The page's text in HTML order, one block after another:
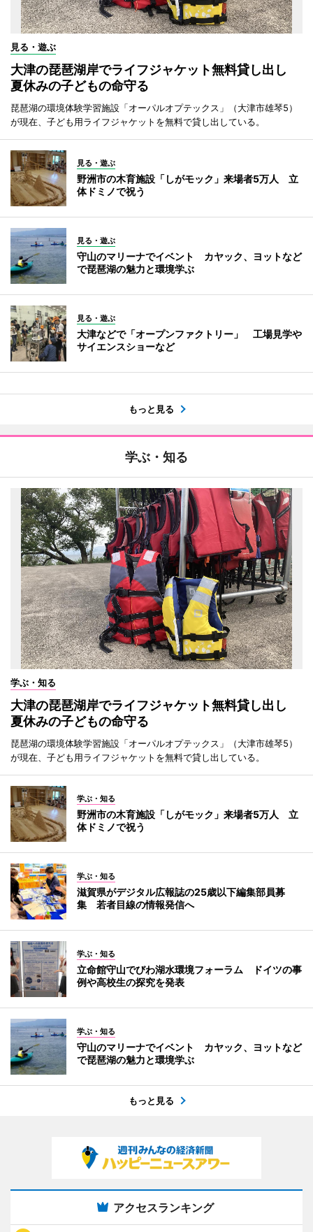
見る・遊ぶ
大津の琵琶湖岸でライフジャケット無料貸し出し
夏休みの子どもの命守る
琵琶湖の環境体験学習施設「オーパルオプテックス」（大津市雄琴5）
が現在、子ども用ライフジャケットを無料で貸し出している。
見る・遊ぶ
野洲市の木育施設「しがモック」来場者5万人 立
体ドミノで祝う
見る・遊ぶ
守山のマリーナでイベント カヤック、ヨットなど
で琵琶湖の魅力と環境学ぶ
見る・遊ぶ
大津などで「オープンファクトリー」 工場見学や
サイエンスショーなど
もっと見る
学ぶ・知る
学ぶ・知る
大津の琵琶湖岸でライフジャケット無料貸し出し
夏休みの子どもの命守る
琵琶湖の環境体験学習施設「オーパルオプテックス」（大津市雄琴5）
が現在、子ども用ライフジャケットを無料で貸し出している。
学ぶ・知る
野洲市の木育施設「しがモック」来場者5万人 立
体ドミノで祝う
学ぶ・知る
滋賀県がデジタル広報誌の25歳以下編集部員募
集 若者目線の情報発信へ
学ぶ・知る
立命館守山でびわ湖水環境フォーラム ドイツの事
例や高校生の探究を発表
学ぶ・知る
守山のマリーナでイベント カヤック、ヨットなど
で琵琶湖の魅力と環境学ぶ
もっと見る
アクセスランキング